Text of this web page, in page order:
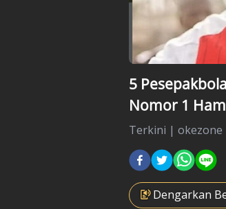
5
Nomor 1
Terkini | okezone
Dengarkan